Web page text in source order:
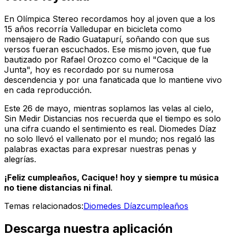
En Olímpica Stereo recordamos hoy al joven que a los
15 años recorría Valledupar en bicicleta como
mensajero de Radio Guatapurí, soñando con que sus
versos fueran escuchados. Ese mismo joven, que fue
bautizado por Rafael Orozco como el "Cacique de la
Junta", hoy es recordado por su numerosa
descendencia y por una fanaticada que lo mantiene vivo
en cada reproducción.
Este 26 de mayo, mientras soplamos las velas al cielo,
Sin Medir Distancias nos recuerda que el tiempo es solo
una cifra cuando el sentimiento es real. Diomedes Díaz
no solo llevó el vallenato por el mundo; nos regaló las
palabras exactas para expresar nuestras penas y
alegrías.
¡Feliz cumpleaños, Cacique! hoy y siempre tu música
no tiene distancias ni final.
Temas relacionados:Diomedes Díazcumpleaños
Descarga nuestra aplicación